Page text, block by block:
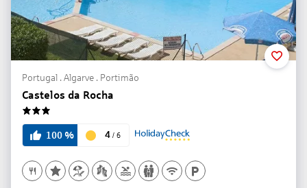
Portugal . Algarve . Portimão
Castelos da Rocha
3
100% 4 / 6